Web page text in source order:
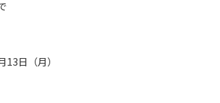
日（月）